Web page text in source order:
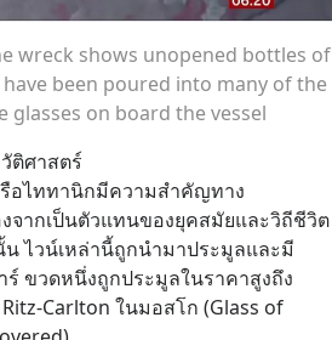
wreck shows unopened bottles of
been poured into many of the
glasses on board the vessel
ติศาสตร์
อไททานิกมีความสำคัญทาง
จากเป็นตัวแทนของยุคสมัยและวิถีชีวิต
ไวน์เหล่านี้ถูกนำมาประมูลและมี
ขวดหนึ่งถูกประมูลในราคาสูงถึง
Carlton ในมอสโก (Glass of